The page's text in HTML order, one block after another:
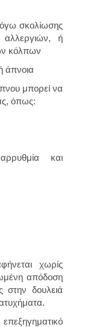
σκολίωσης
αλλεργιών, ή
κόλπων
άπνοια
μπορεί να
όπως:
και
χωρίς
απόδοση
στην δουλειά